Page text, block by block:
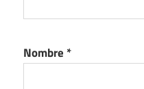
Nombre *